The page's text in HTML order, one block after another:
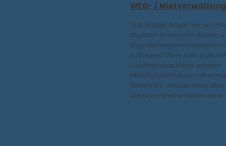
WEG- / Mietverwaltung
Viel lästige Arbeit, die wir
digitalen Prozessen stellen
Eigentümergemeinschaften
zufrieden. Ohne eine gute
Lösungsvorschläge werden
Mehrfamilienhäuser oft
Geben Sie uns das
bleibt ihr Wert erhalten oder